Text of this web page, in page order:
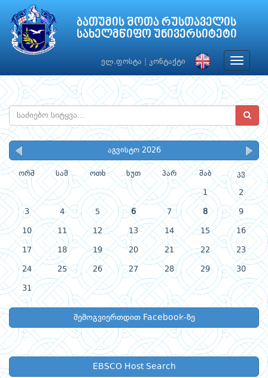
ბათუმის შოთა რუსთაველის
სახელმწიფო უნივერსიტეტი
ელ.ფოსტა კონტაქტი
Toggle
აგვისტო 2026
ორშ სამ ოთხ ხუთ პარ შაბ კვ
1 2
3 4 5 6 7 8 9
10 11 12 13 14 15 16
17 18 19 20 21 22 23
24 25 26 27 28 29 30
31
შემოგვიერთდით Facebook-ზე
EBSCO Host Search